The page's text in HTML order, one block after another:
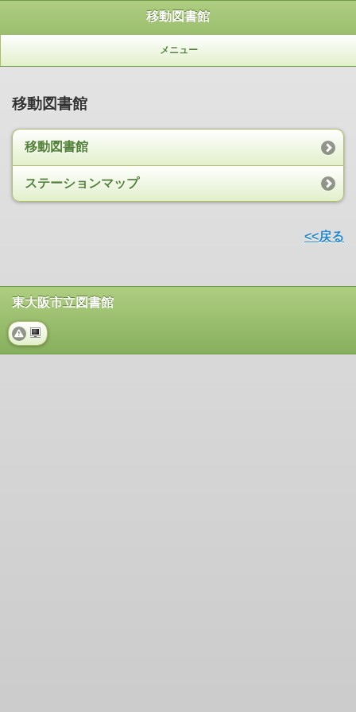
移動図書館
メニュー
移動図書館
移動図書館
ステーションマップ
<<戻る
東大阪市立図書館